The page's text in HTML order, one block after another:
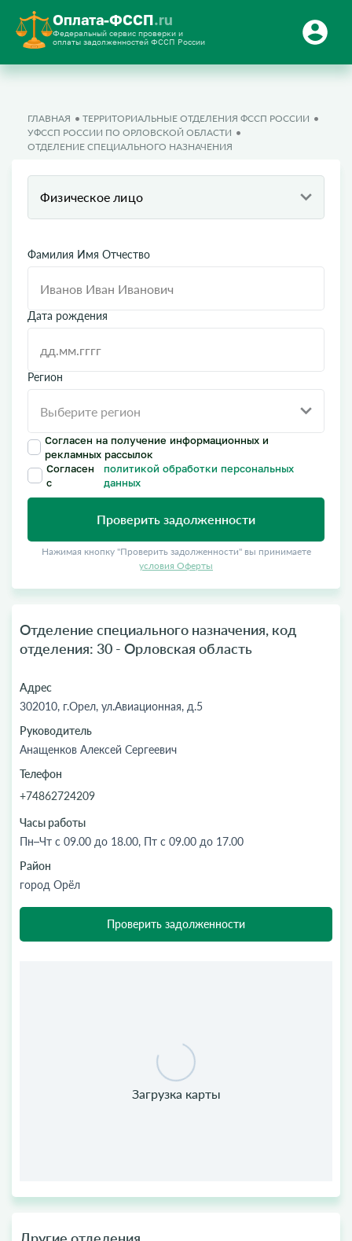
Оплата-ФССП.ru
Федеральный сервис проверки и
оплаты задолженностей ФССП России
ГЛАВНАЯ
ТЕРРИТОРИАЛЬНЫЕ ОТДЕЛЕНИЯ ФССП РОССИИ
УФССП РОССИИ ПО ОРЛОВСКОЙ ОБЛАСТИ
ОТДЕЛЕНИЕ СПЕЦИАЛЬНОГО НАЗНАЧЕНИЯ
Физическое лицо
Фамилия Имя Отчество
Дата рождения
Регион
Согласен на получение информационных и
рекламных рассылок
Согласен
с
политикой обработки персональных
данных
Проверить задолженности
Нажимая кнопку "Проверить задолженности" вы принимаете
условия Оферты
Отделение специального назначения, код
отделения: 30 - Орловская область
Адрес
302010, г.Орел, ул.Авиационная, д.5
Руководитель
Анащенков Алексей Сергеевич
Телефон
+74862724209
Часы работы
Пн–Чт с 09.00 до 18.00, Пт с 09.00 до 17.00
Район
город Орёл
Проверить задолженности